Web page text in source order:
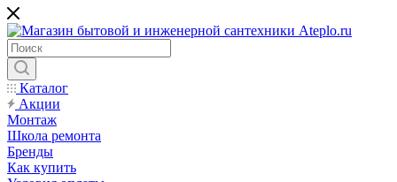
Каталог
Акции
Монтаж
Школа ремонта
Бренды
Как купить